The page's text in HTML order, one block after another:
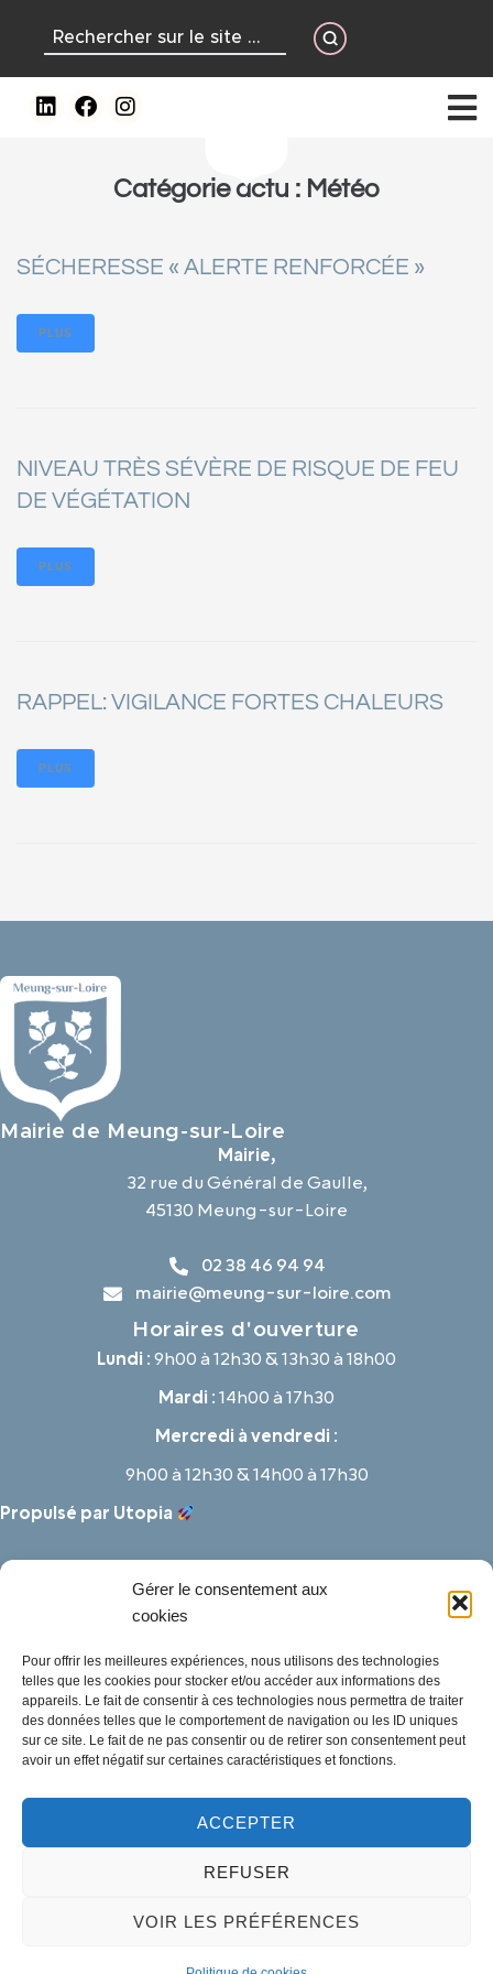
Gérer le consentement aux
cookies
Pour offrir les meilleures expériences, nous utilisons des technologies
telles que les cookies pour stocker et/ou accéder aux informations des
appareils. Le fait de consentir à ces technologies nous permettra de traiter
des données telles que le comportement de navigation ou les ID uniques
sur ce site. Le fait de ne pas consentir ou de retirer son consentement peut
avoir un effet négatif sur certaines caractéristiques et fonctions.
ACCEPTER
REFUSER
VOIR LES PRÉFÉRENCES
principal
Catégorie actu : Météo
SÉCHERESSE « ALERTE RENFORCÉE »
PLUS
NIVEAU TRÈS SÉVÈRE DE RISQUE DE FEU
DE VÉGÉTATION
PLUS
RAPPEL: VIGILANCE FORTES CHALEURS
PLUS
Mairie de Meung-sur-Loire
Mairie,
32 rue du Général de Gaulle,
45130 Meung-sur-Loire
02 38 46 94 94
mairie@meung-sur-loire.com
Horaires d'ouverture
Lundi :9h00 à 12h30 & 13h30 à 18h00
Mardi :14h00 à 17h30
Mercredi à vendredi :
9h00 à 12h30 & 14h00 à 17h30
Propulsé par Utopia
Mentions légales
Politique des cookies
Traitement de données personnelles
Accessibilité
Plan du site